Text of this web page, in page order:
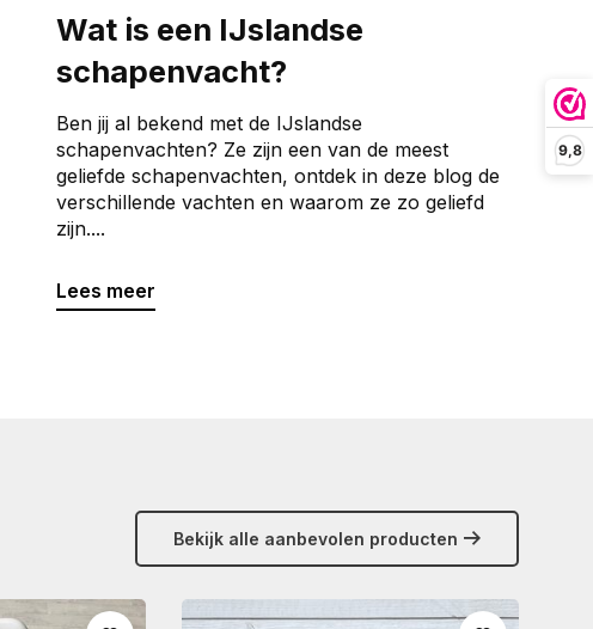
9,8
Wat is een IJslandse
schapenvacht?
Ben jij al bekend met de IJslandse
schapenvachten? Ze zijn een van de meest
geliefde schapenvachten, ontdek in deze blog de
verschillende vachten en waarom ze zo geliefd
zijn....
Lees meer
Bekijk alle aanbevolen producten